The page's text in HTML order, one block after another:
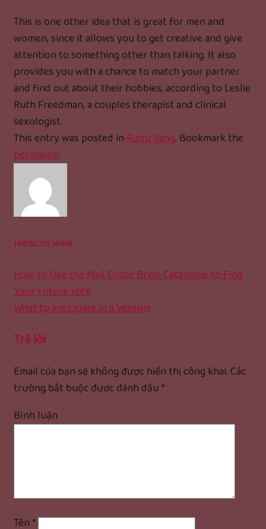
This is one other idea that is great for men and
women, since it allows you to get creative and give
attention to something other than talking. It also
provides you with a chance to match your partner
and find out about their hobbies, according to Leslie
Ruth Freedman, a couples therapist and clinical
sexologist.
This entry was posted inRượu Vang. Bookmark the
permalink.
HIBISCUS WINE
How to Use the Mail Order Bride Catalogue to Find
Your Future Wife
What to anticipate in a Woman
Trả lời
Email của bạn sẽ không được hiển thị công khai.Các
trường bắt buộc được đánh dấu*
Bình luận
Tên*